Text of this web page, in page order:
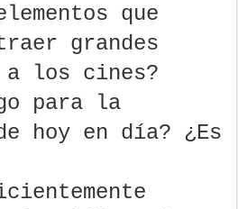
que
grandes
a los cines?
para la
hoy en día? ¿Es